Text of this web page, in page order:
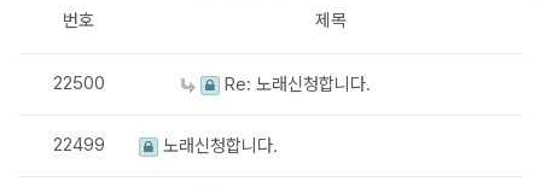
번호 제목
22500 Re: 노래신청합니다.
22499 노래신청합니다.